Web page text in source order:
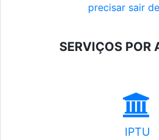
precisar sair
SERVIÇOS POR
IPTU